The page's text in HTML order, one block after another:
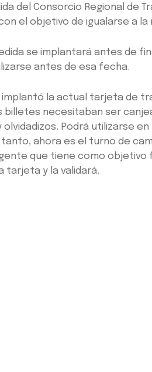
del Consorcio Regional de
el objetivo de igualarse a
se implantará antes de
antes de esa fecha.
implantó la actual tarjeta de
billetes necesitaban ser
Podrá utilizarse
tanto, ahora es el turno de
que tiene como objetivo
tarjeta y la validará.